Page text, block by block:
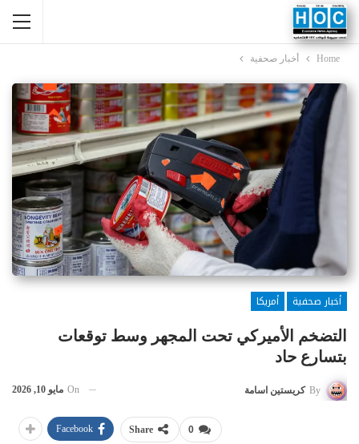
Home أخبار صحفية
أخبار صحفية
أمريكا
التضخم الأميركي تحت المجهر وسط توقعات
بتسارع حاد
By كريستين اسامة On مايو 10, 2026
0
Share
Facebook